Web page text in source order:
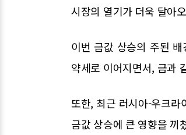
시장의 열기가 더욱 달아
이번 금값 상승의 주된
약세로 이어지면서, 금과
또한, 최근 러시아-우크라
금값 상승에 큰 영향을 끼